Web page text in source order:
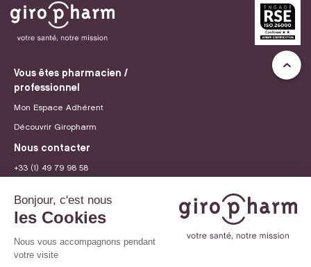
Vous êtes pharmacien /
professionnel
Mon Espace Adhérent
Découvrir Giropharm
Nous contacter
+33 (1) 49 79 98 58
Recrutement